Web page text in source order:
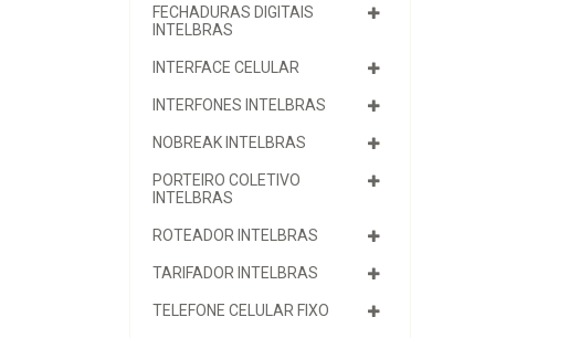
FECHADURAS DIGITAIS
INTELBRAS
INTERFACE CELULAR
INTERFONES INTELBRAS
NOBREAK INTELBRAS
PORTEIRO COLETIVO
INTELBRAS
ROTEADOR INTELBRAS
TARIFADOR INTELBRAS
TELEFONE CELULAR FIXO